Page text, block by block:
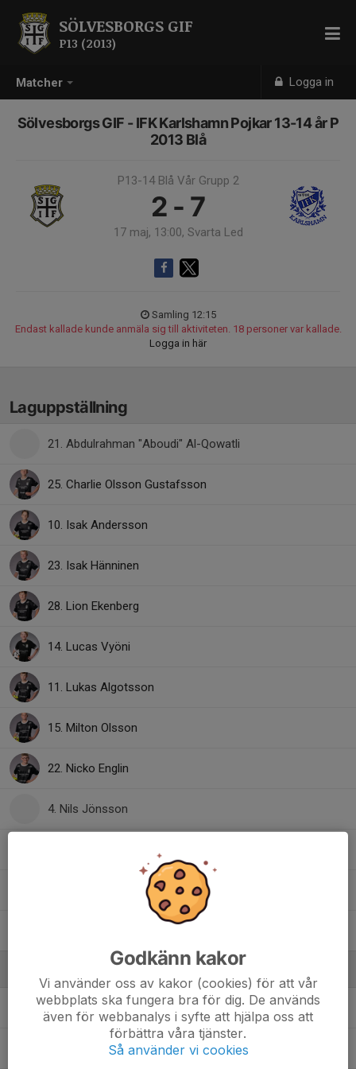
Matcher Logga in
SÖLVESBORGS GIF
P13 (2013)
Sölvesborgs GIF - IFK Karlshamn Pojkar 13-14 år P
2013 Blå
P13-14 Blå Vår Grupp 2
2 - 7
17 maj, 13:00, Svarta Led
Samling 12:15
Endast kallade kunde anmäla sig till aktiviteten. 18 personer var kallade.
Logga in här
Laguppställning
21. Abdulrahman "Aboudi" Al-Qowatli
25. Charlie Olsson Gustafsson
10. Isak Andersson
23. Isak Hänninen
28. Lion Ekenberg
14. Lucas Vyöni
11. Lukas Algotsson
15. Milton Olsson
22. Nicko Englin
4. Nils Jönsson
30. Sixten Thomasson
Christopher ZurcasTränare
Madelene HofflanderLedare
Godkänn kakor
Vi använder oss av kakor (cookies) för att vår
webbplats ska fungera bra för dig. De används
även för webbanalys i syfte att hjälpa oss att
förbättra våra tjänster.
Så använder vi cookies